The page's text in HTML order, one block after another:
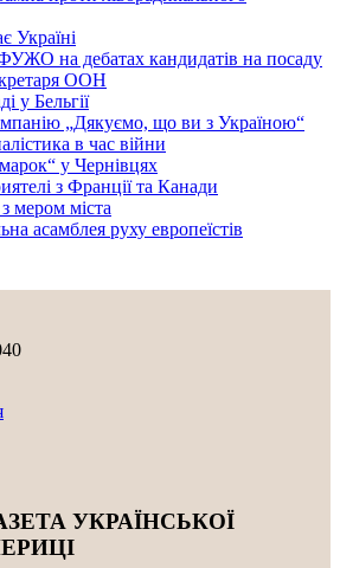
Україні
на дебатах кандидатів на посаду
ООН
у Бельгії
„Дякуємо, що ви з Україною“
в час війни
у Чернівцях
з Франції та Канади
мером міста
асамблея руху европеїстів
УКРАЇНСЬКОЇ